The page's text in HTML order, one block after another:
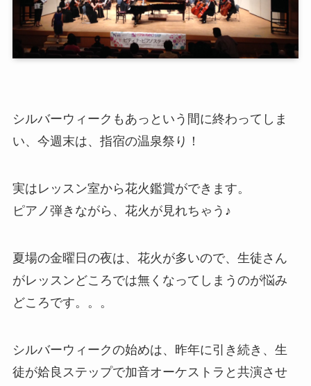
シルバーウィークもあっという間に終わってしま
い、今週末は、指宿の温泉祭り！
実はレッスン室から花火鑑賞ができます。
ピアノ弾きながら、花火が見れちゃう♪
夏場の金曜日の夜は、花火が多いので、生徒さん
がレッスンどころでは無くなってしまうのが悩み
どころです。。。
シルバーウィークの始めは、昨年に引き続き、生
徒が姶良ステップで加音オーケストラと共演させ